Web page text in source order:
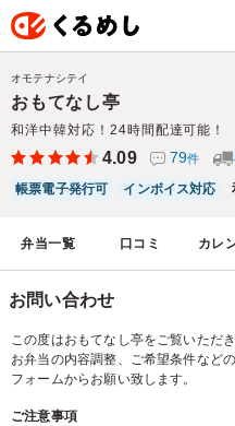
おもてなし亭
和洋中韓対応！24時間配達可能！
オモテナシテイ
4.09 79件
帳票電子発行可
インボイス対応
弁当一覧 口コミ カレ
お問い合わせ
この度はおもてなし亭をご覧いただ
お弁当の内容調整、ご希望条件など
フォームからお願い致します。
ご注意事項